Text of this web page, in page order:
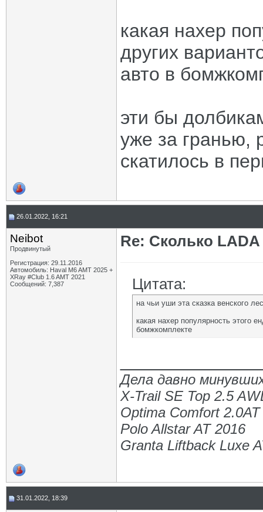
какая нахер
других
авто в
эти бы
уже за гранью,
скатилось в
26.01.2022, 16:21
Neibot
Продвинутый
Регистрация: 29.11.2016
Автомобиль: Haval M6 AMT 2025 +
XRay #Club 1.6 AMT 2021
Сообщений: 7,387
Re: Сколько
Цитата:
на чьи уши эта сказка венского
какая нахер популярность этого
бомжкомплекте
Дела давно
X-Trail SE Top 2.5
Optima Comfort
Polo Allstar AT 2016
Granta Liftback Luxe
31.01.2022, 18:39